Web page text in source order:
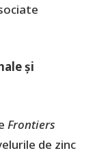
și
Frontiers
de zinc